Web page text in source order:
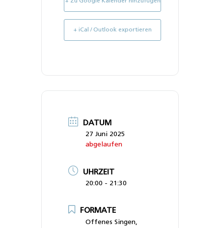
+ iCal / Outlook exportieren
DATUM
27 Juni 2025
abgelaufen
UHRZEIT
20:00 - 21:30
FORMATE
Offenes Singen,